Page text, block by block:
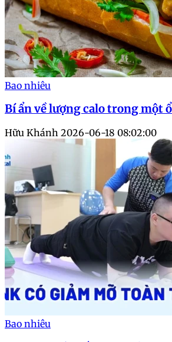
Bao nhiêu
Bí ẩn về lượng calo trong một
Hữu Khánh 2026-06-18 08:02:00
Bao nhiêu